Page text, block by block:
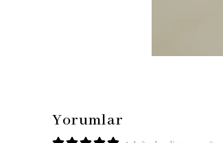
Yorumlar